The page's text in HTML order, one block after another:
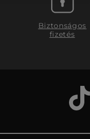
Biztonságos
fizetés